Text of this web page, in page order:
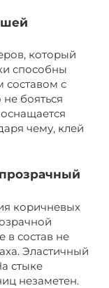
который
способны
составом с
бояться
чему, клей
коричневых
в состав не
Эластичный
стыке
незаметен.